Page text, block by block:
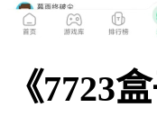
《7723